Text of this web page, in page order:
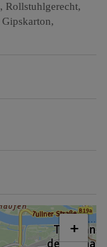
Rollstuhlgerecht
+